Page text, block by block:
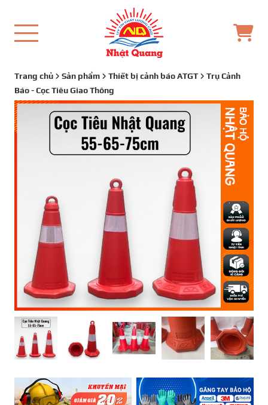
Trang chủ Sản phẩm Thiết bị cảnh báo ATGT
Trụ Cảnh
Báo - Cọc Tiêu Giao Thông